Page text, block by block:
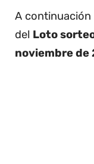
A continuación
del Loto
noviembre de